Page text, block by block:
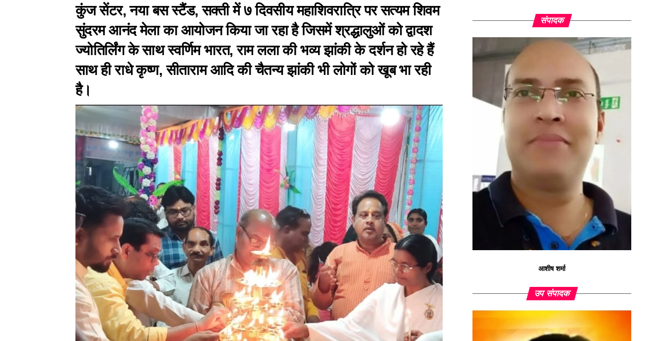
कुंज सेंटर, नया बस स्टैंड, सक्ती में ७ दिवसीय महाशिवरात्रि पर सत्यम शिवम
सुंदरम आनंद मेला का आयोजन किया जा रहा है जिसमें श्रद्धालुओं को द्वादश
ज्योतिर्लिंग के साथ स्वर्णिम भारत, राम लला की भव्य झांकी के दर्शन हो रहे हैं
साथ ही राधे कृष्ण, सीताराम आदि की चैतन्य झांकी भी लोगों को खूब भा रही
है।
संपादक
आशीष शर्मा
उप संपादक